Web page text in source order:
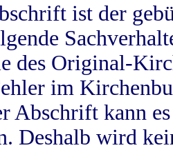
ist der
des Original-
im
Abschrift kann
Deshalb wird